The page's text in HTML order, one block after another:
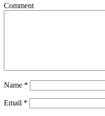
Comment
Name *
Email *